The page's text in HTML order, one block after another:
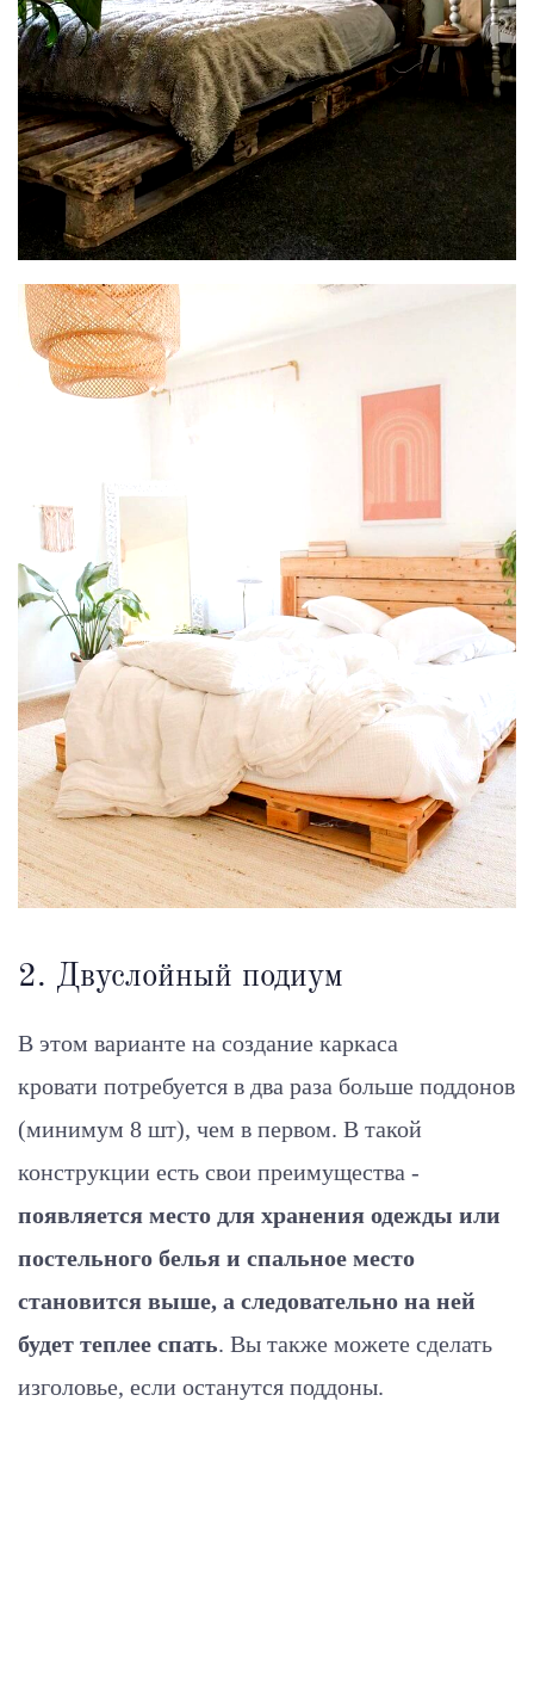
2. Двуслойный подиум
В этом варианте на создание каркаса
кровати потребуется в два раза больше поддонов
(минимум 8 шт), чем в первом. В такой
конструкции есть свои преимущества -
появляется место для хранения одежды или
постельного белья и спальное место
становится выше, а следовательно на ней
будет теплее спать. Вы также можете сделать
изголовье, если останутся поддоны.